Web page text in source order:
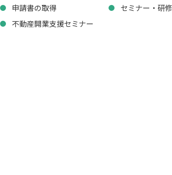
申請書の取得
不動産開業支援セミナー
セミナー・研